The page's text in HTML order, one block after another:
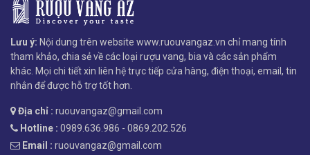
Lưu ý: Nội dung trên website www.ruouvangaz.vn chỉ mang tính
tham khảo, chia sẻ về các loại rượu vang, bia và các sản phẩm
khác. Mọi chi tiết xin liên hệ trực tiếp cửa hàng, điện thoại, email, tin
nhắn để được hỗ trợ tốt hơn.
Địa chỉ : ruouvangaz@gmail.com
Hotline : 0989.636.986 - 0869.202.526
Email : ruouvangaz@gmail.com